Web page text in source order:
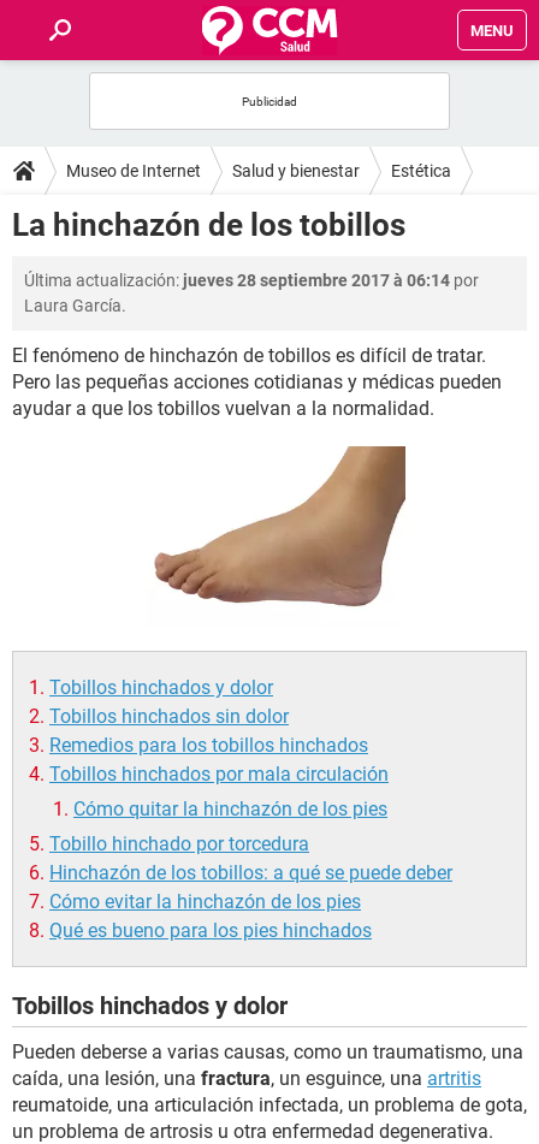
MENU
FOROS
SALUD
FAMILIA
BIENESTAR
Museo de Internet Salud y bienestar Estética
La hinchazón de los tobillos
Última actualización: jueves 28 septiembre 2017 à 06:14 por
Laura García.
El fenómeno de hinchazón de tobillos es difícil de tratar.
Pero las pequeñas acciones cotidianas y médicas pueden
ayudar a que los tobillos vuelvan a la normalidad.
Tobillos hinchados y dolor
Tobillos hinchados sin dolor
Remedios para los tobillos hinchados
Tobillos hinchados por mala circulación
Cómo quitar la hinchazón de los pies
Tobillo hinchado por torcedura
Hinchazón de los tobillos: a qué se puede deber
Cómo evitar la hinchazón de los pies
Qué es bueno para los pies hinchados
Tobillos hinchados y dolor
Pueden deberse a varias causas, como un traumatismo, una
caída, una lesión, una fractura, un esguince, una artritis
reumatoide, una articulación infectada, un problema de gota,
un problema de artrosis u otra enfermedad degenerativa.